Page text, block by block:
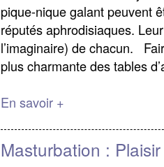
pique-nique galant peuvent
réputés aphrodisiaques.
l’imaginaire) de chacun.
plus charmante des tables
En savoir +
Masturbation :